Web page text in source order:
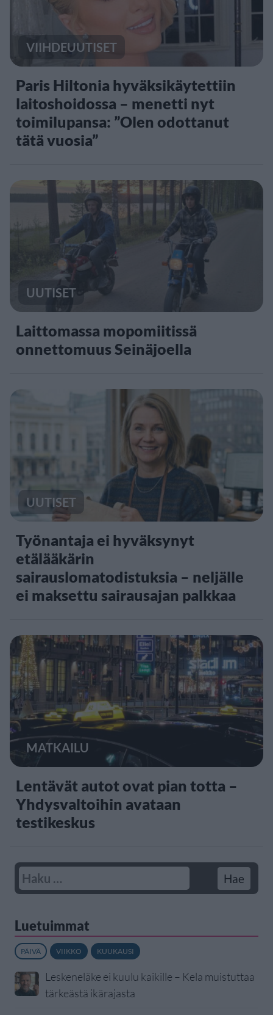
VIIHDEUUTISET
Paris Hiltonia hyväksikäytettiin
laitoshoidossa – menetti nyt
toimilupansa: ”Olen odottanut
tätä vuosia”
UUTISET
Laittomassa mopomiitissä
onnettomuus Seinäjoella
UUTISET
Työnantaja ei hyväksynyt
etälääkärin
sairauslomatodistuksia – neljälle
ei maksettu sairausajan palkkaa
MATKAILU
Lentävät autot ovat pian totta –
Yhdysvaltoihin avataan
testikeskus
Luetuimmat
PÄIVÄ VIIKKO KUUKAUSI
Leskeneläke ei kuulu kaikille – Kela muistuttaa
tärkeästä ikärajasta